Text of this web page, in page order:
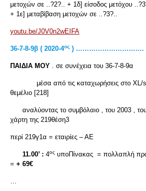
μετοχών σε ..?2?.. + 1δ] είσοδος μετόχου
+ 1ε] μεταβίβαση μετοχών σε ..?3?..
youtu.be/J0V0n2wEIFA
36-7-8-9β ( 2020-4ος ) ………………………….
ΠΑΙΔΙΑ ΜΟΥ . σε συνέχεια του 36-7-8-9α
μέσα από τις καταχωρήσεις στο XL/s
θεμέλιο [218]
αναλύοντας το συμβόλαιο , του 2003 ,
χάρτη της 219θέση3
περί 219γ1α = εταιρίες – ΑΕ
11.00’ : 4ος υποΠίνακας = πολλαπλή
= + 69€
…